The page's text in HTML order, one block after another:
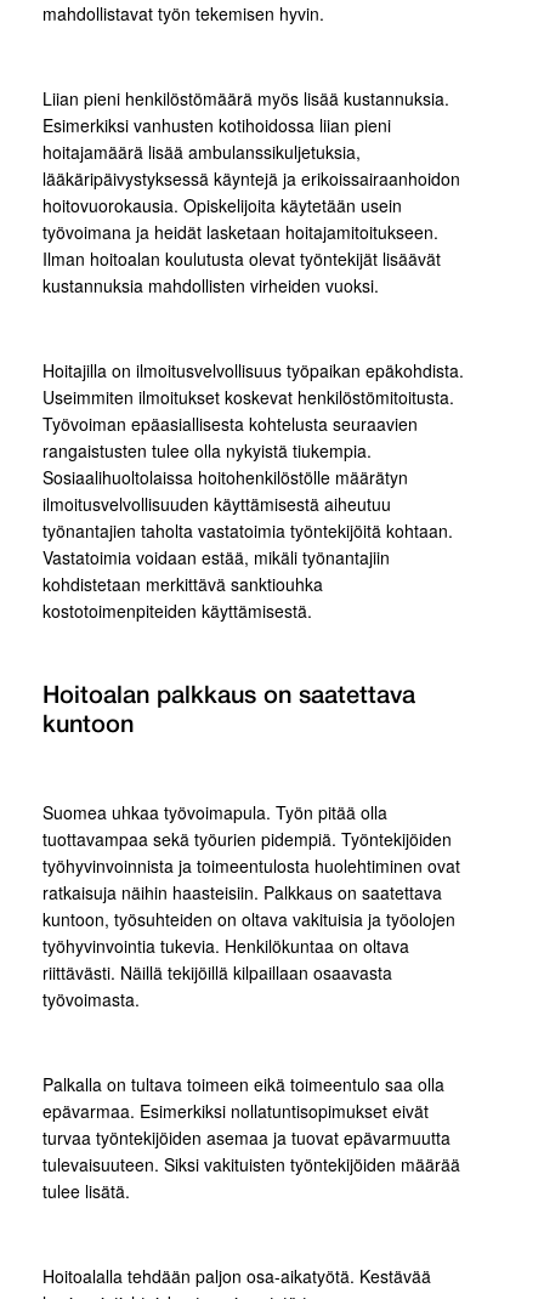
mahdollistavat työn tekemisen hyvin.
Liian pieni henkilöstömäärä myös lisää kustannuksia.
Esimerkiksi vanhusten kotihoidossa liian pieni
hoitajamäärä lisää ambulanssikuljetuksia,
lääkäripäivystyksessä käyntejä ja erikoissairaanhoidon
hoitovuorokausia. Opiskelijoita käytetään usein
työvoimana ja heidät lasketaan hoitajamitoitukseen.
Ilman hoitoalan koulutusta olevat työntekijät lisäävät
kustannuksia mahdollisten virheiden vuoksi.
Hoitajilla on ilmoitusvelvollisuus työpaikan epäkohdista.
Useimmiten ilmoitukset koskevat henkilöstömitoitusta.
Työvoiman epäasiallisesta kohtelusta seuraavien
rangaistusten tulee olla nykyistä tiukempia.
Sosiaalihuoltolaissa hoitohenkilöstölle määrätyn
ilmoitusvelvollisuuden käyttämisestä aiheutuu
työnantajien taholta vastatoimia työntekijöitä kohtaan.
Vastatoimia voidaan estää, mikäli työnantajiin
kohdistetaan merkittävä sanktiouhka
kostotoimenpiteiden käyttämisestä.
Hoitoalan palkkaus on saatettava
kuntoon
Suomea uhkaa työvoimapula. Työn pitää olla
tuottavampaa sekä työurien pidempiä. Työntekijöiden
työhyvinvoinnista ja toimeentulosta huolehtiminen ovat
ratkaisuja näihin haasteisiin. Palkkaus on saatettava
kuntoon, työsuhteiden on oltava vakituisia ja työolojen
työhyvinvointia tukevia. Henkilökuntaa on oltava
riittävästi. Näillä tekijöillä kilpaillaan osaavasta
työvoimasta.
Palkalla on tultava toimeen eikä toimeentulo saa olla
epävarmaa. Esimerkiksi nollatuntisopimukset eivät
turvaa työntekijöiden asemaa ja tuovat epävarmuutta
tulevaisuuteen. Siksi vakituisten työntekijöiden määrää
tulee lisätä.
Hoitoalalla tehdään paljon osa-aikatyötä. Kestävää